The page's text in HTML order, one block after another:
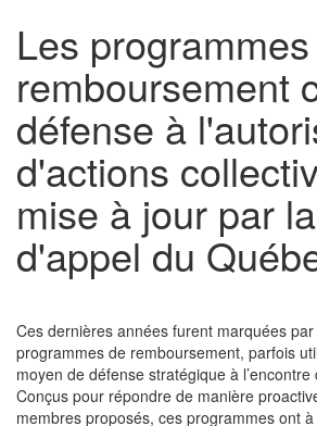
Les
remboursement
défense à
d'actions
mise à jour par
d'appel du
Ces dernières années furent marquées par
programmes de remboursement, parfois
moyen de défense stratégique à l’encontre
Conçus pour répondre de manière
membres proposés, ces programmes ont à